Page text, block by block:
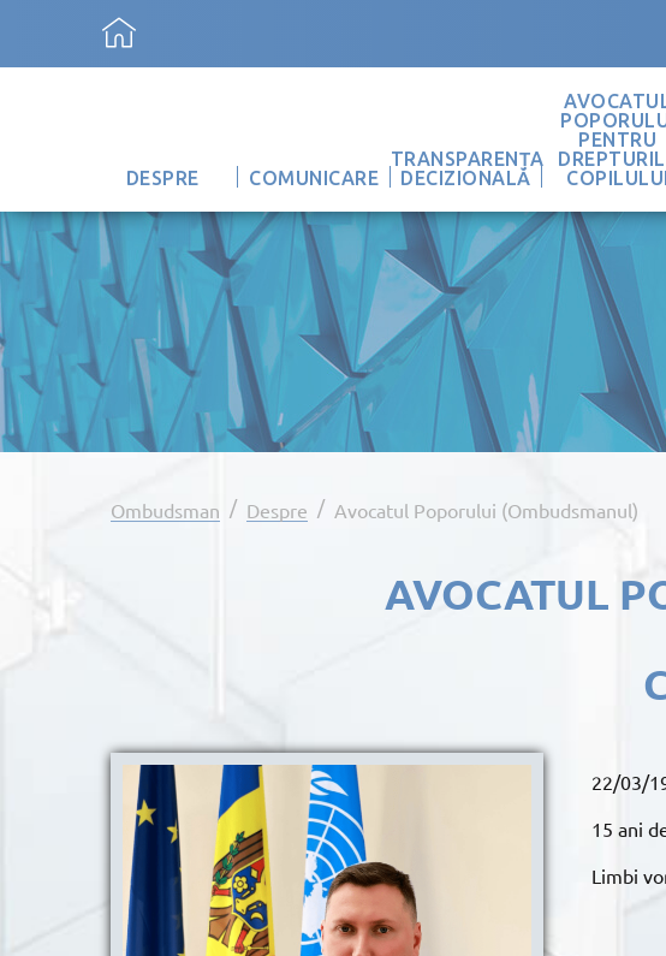
DESPRE COMUNICARE
TRANSPARENȚA
DECIZIONALĂ
PENTRU
COPILULUI
Ombudsman / Despre / Avocatul Poporului (Ombudsmanul)
AVOCATUL
22/03/
15 ani
Limbi